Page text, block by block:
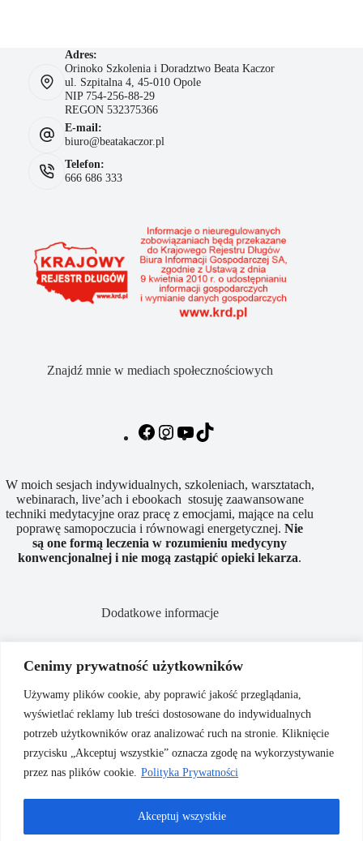
Cenimy prywatność użytkowników
Używamy plików cookie, aby poprawić jakość przeglądania,
wyświetlać reklamy lub treści dostosowane do indywidualnych
potrzeb użytkowników oraz analizować ruch na stronie. Kliknięcie
przycisku „Akceptuj wszystkie” oznacza zgodę na wykorzystywanie
przez nas plików cookie. Polityka Prywatności
Akceptuj wszystkie
Adres:
Orinoko Szkolenia i Doradztwo Beata Kaczor
ul. Szpitalna 4, 45-010 Opole
NIP 754-256-88-29
REGON 532375366
E-mail:
biuro@beatakaczor.pl
Telefon:
666 686 333
Znajdź mnie w mediach społecznościowych
W moich sesjach indywidualnych, szkoleniach, warsztatach,
webinarach, live’ach i ebookach stosuję zaawansowane
techniki medytacyjne oraz pracę z emocjami, mające na celu
poprawę samopoczucia i równowagi energetycznej.Nie
są one formą leczenia w rozumieniu medycyny
konwencjonalnej i nie mogą zastąpić opieki lekarza.
Dodatkowe informacje
Polityka prywatności
Regulamin sklepu
Regulamin sesji